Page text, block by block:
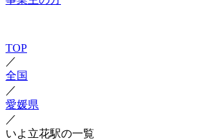
TOP
／
全国
／
愛媛県
／
いよ立花駅の一覧